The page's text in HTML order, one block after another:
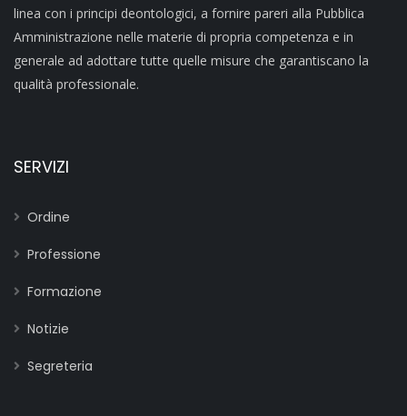
linea con i principi deontologici, a fornire pareri alla Pubblica
Amministrazione nelle materie di propria competenza e in
generale ad adottare tutte quelle misure che garantiscano la
qualità professionale.
SERVIZI
Ordine
Professione
Formazione
Notizie
Segreteria